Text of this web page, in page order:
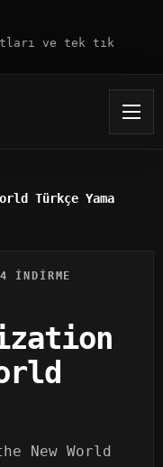
ve tek tık
Türkçe Yama
4 INDIRME
New World